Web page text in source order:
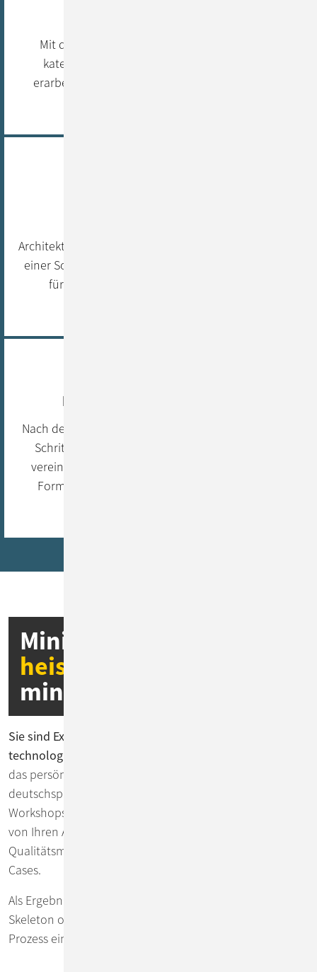
Mit der Architecture Tradeoff Analysis Method
kategorisieren und priorisieren wir die zuvor
erarbeiteten Anforderungen & halten die für Sie
Architekturschichten mit den wesentlichsten Anteilen
einer Software. Dieser Prototyp dient als Grundlage
für die weitere Vorgehensweise oder auch
MVP – Minimum Viable Product
Nach dem Walking Skeleton ist das MVP der nächste
Schritt in der Evolution Ihrer Software. Das MVP
vereint Grundfunktionalitäten in der einfachsten
Form in sich, um zu prüfen, ob die Applikation
Minimum Viable
heisst auch
minimum Loveable
Sie sind Expert*innen in Ihrem Business, wir in der
technologischen Umsetzung Ihrer Needs
das persönliche Kennenlernen – gerne vor Ort und
deutschsprachig. In Trainings oder Requirements
Workshops entwickeln wir ein gemeinsames Verständnis
von Ihren Anforderungen und den gewünschten
Qualitätsmerkmalen der Software am Beispiel realer Use
Cases.
Als Ergebnis dessen designen wir für Sie ein Walking
Skeleton oder ein MVP, bevor wir in den weiteren Build-
Prozess einsteigen.